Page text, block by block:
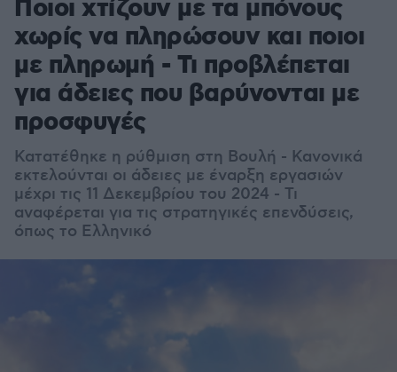
Ποιοι χτίζουν με τα μπόνους
χωρίς να πληρώσουν και ποιοι
με πληρωμή - Τι προβλέπεται
για άδειες που βαρύνονται με
προσφυγές
Κατατέθηκε η ρύθμιση στη Βουλή - Κανονικά
εκτελούνται οι άδειες με έναρξη εργασιών
μέχρι τις 11 Δεκεμβρίου του 2024 - Τι
αναφέρεται για τις στρατηγικές επενδύσεις,
όπως το Ελληνικό